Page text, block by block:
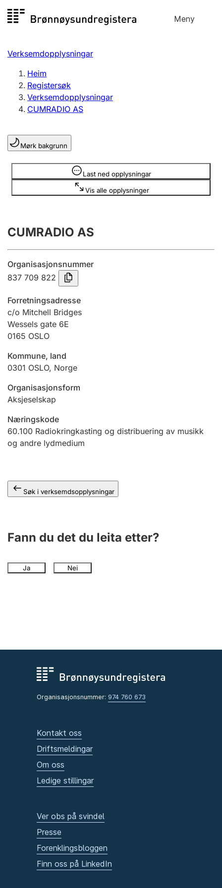
til
Meny
Registersøk
Aksjeselskap
Enkeltpersonføretak
Registrere, endre, slette
Lag og foreining
Registrere, endre, slette
Årsrekneskap
Innsending og forseinkingsgebyr
Jeger
Betaling og jegeravgiftskort
Ektepaktrettleiaren
Verksemdopplysningar
Heim
Registersøk
Verksemdopplysningar
CUMRADIO AS
Mørk bakgrunn
Last ned opplysningar
Vis alle opplysninger
Opplysninger er skjult
CUMRADIO AS
Organisasjonsnummer
837 709 822
Forretningsadresse
c/o Mitchell Bridges
Wessels gate 6E
0165 OSLO
Kommune, land
0301 OSLO, Norge
Organisasjonsform
Aksjeselskap
Næringskode
60.100 Radiokringkasting og distribuering av musikk
og andre lydmedium
Søk i verksemdsopplysningar
Fann du det du leita etter?
Ja Nei
Organisasjonsnummer: 974 760 673
Kontakt oss
Driftsmeldingar
Om oss
Ledige stillingar
Ver obs på svindel
Presse
Forenklingsbloggen
Finn oss på LinkedIn